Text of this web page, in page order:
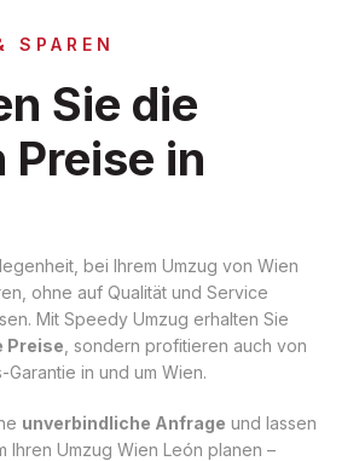
SPAREN
Sie die
Preise in
bei Ihrem Umzug von Wien
ohne auf Qualität und Service
Mit Speedy Umzug erhalten Sie
Preise , sondern profitieren auch von
in und um Wien.
unverbindliche Anfrage und lassen
Ihren Umzug Wien León planen –